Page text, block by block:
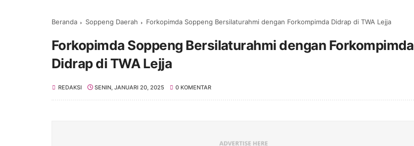
Beranda Soppeng Daerah Forkopimda Soppeng Bersilaturahmi dengan Forkompimda Didrap di TWA Lejja
Forkopimda Soppeng Bersilaturahmi dengan Forkompimda
Didrap di TWA Lejja
REDAKSI SENIN, JANUARI 20, 2025 0 KOMENTAR